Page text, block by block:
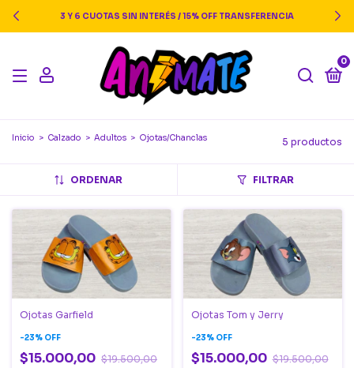
3 Y 6 CUOTAS SIN INTERÉS / 15% OFF TRANSFERENCIA
0
Inicio > Calzado > Adultos > Ojotas/Chanclas 5 productos
ORDENAR FILTRAR
Ojotas Garfield
-23% OFF
$15.000,00 $19.500,00
Ojotas Tom y Jerry
-23% OFF
$15.000,00 $19.500,00